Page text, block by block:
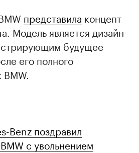
представила концепт
Модель является дизайн-
будущее
его полного
Benz поздравил
с увольнением